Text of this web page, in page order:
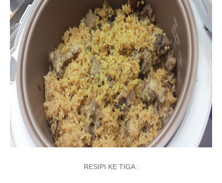
RESIPI KE TIGA :